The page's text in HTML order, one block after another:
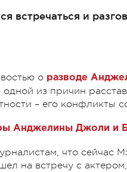
встречаться и
о разводе
из причин
– его
Анджелины Джоли и
что сейчас
на встречу с